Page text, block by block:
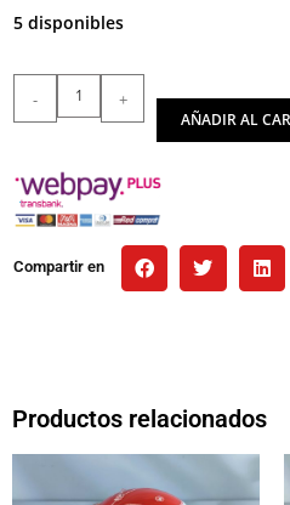
5 disponibles
- +
AÑADIR AL
Compartir en
Productos relacionados